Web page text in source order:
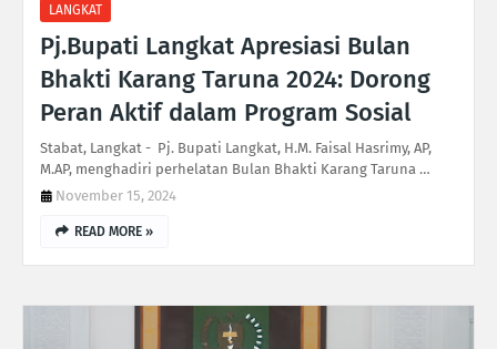
LANGKAT
Pj.Bupati Langkat Apresiasi Bulan
Bhakti Karang Taruna 2024: Dorong
Peran Aktif dalam Program Sosial
Stabat, Langkat - Pj. Bupati Langkat, H.M. Faisal Hasrimy, AP,
M.AP, menghadiri perhelatan Bulan Bhakti Karang Taruna …
November 15, 2024
READ MORE »